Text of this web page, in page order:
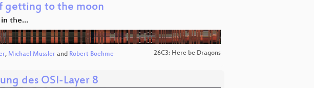
getting to the moon
in the…
, Michael Mussler and Robert Boehme 26C3: Here be Dragons
des OSI-Layer 8